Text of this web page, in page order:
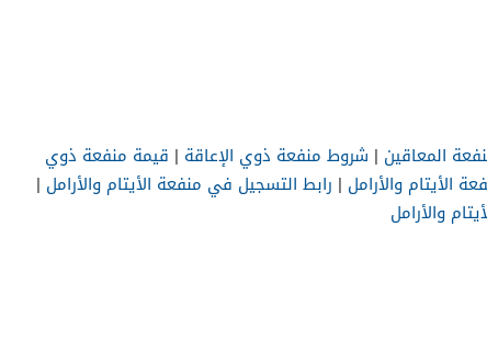
المعاقين | شروط منفعة ذوي الإعاقة | قيمة منفعة ذوي
الأيتام والأرامل | رابط التسجيل في منفعة الأيتام والأرامل |
والأرامل